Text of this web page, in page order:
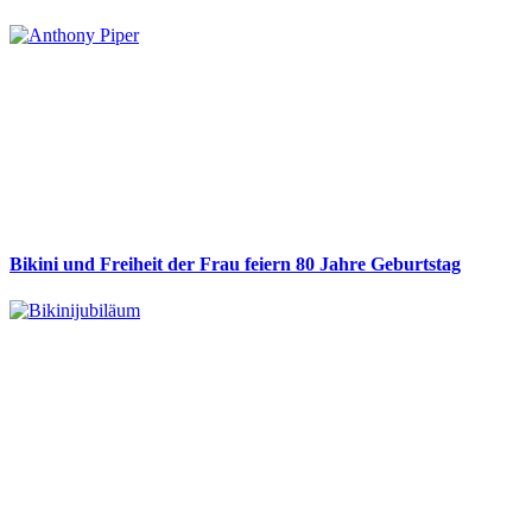
Bikini und Freiheit der Frau feiern 80 Jahre Geburtstag